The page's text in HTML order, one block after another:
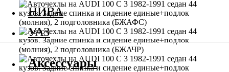
НИВА
УАЗ
Аксессуары